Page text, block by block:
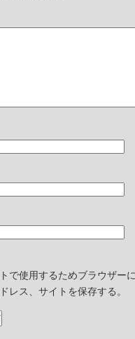
で使用するためブラウザー
レス、サイトを保存する。